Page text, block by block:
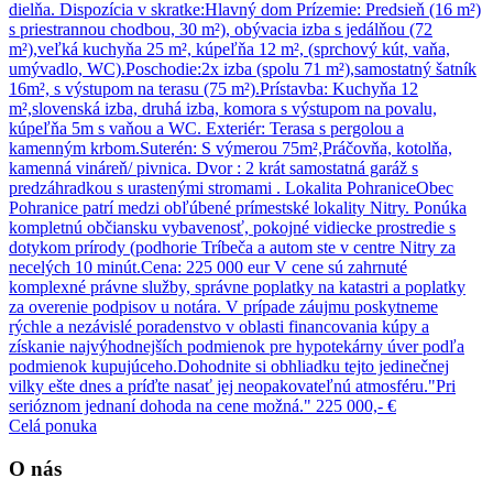
dielňa. Dispozícia v skratke: ​Hlavný dom Prízemie: Predsieň (16 m²)
s priestrannou chodbou, 30 m²), obývacia izba s jedálňou (72
m²),veľká kuchyňa 25 m², kúpeľňa 12 m², (sprchový kút, vaňa,
umývadlo, WC). ​Poschodie:2x izba (spolu 71 m²),samostatný šatník
16m², s výstupom na terasu (75 m²). ​Prístavba: Kuchyňa 12
m²,slovenská izba, druhá izba, komora s výstupom na povalu,
kúpeľňa 5m s vaňou a WC. Exteriér: Terasa s pergolou a
kamenným krbom. ​Suterén: S výmerou 75m²,Práčovňa, kotolňa,
kamenná vináreň/ pivnica. Dvor : 2 krát samostatná garáž s
predzáhradkou s urastenými stromami . Lokalita Pohranice ​Obec
Pohranice patrí medzi obľúbené prímestské lokality Nitry. Ponúka
kompletnú občiansku vybavenosť, pokojné vidiecke prostredie s
dotykom prírody (podhorie Tríbeča a autom ste v centre Nitry za
necelých 10 minút. ​Cena: 225 000 eur V cene sú zahrnuté
komplexné právne služby, správne poplatky na katastri a poplatky
za overenie podpisov u notára. V prípade záujmu poskytneme
rýchle a nezávislé poradenstvo v oblasti financovania kúpy a
získanie najvýhodnejších podmienok pre hypotekárny úver podľa
podmienok kupujúceho. ​Dohodnite si obhliadku tejto jedinečnej
vilky ešte dnes a príďte nasať jej neopakovateľnú atmosféru."Pri
serióznom jednaní dohoda na cene možná." 225 000,- €
Celá ponuka
O nás